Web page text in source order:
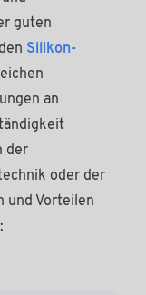
guten
Silikon-
an
der
oder der
und Vorteilen